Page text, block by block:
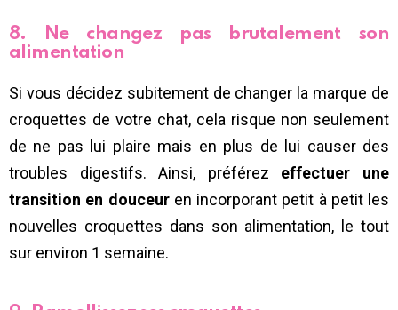
8. Ne changez pas brutalement son
alimentation
Si vous décidez subitement de changer la marque de
croquettes de votre chat, cela risque non seulement
de ne pas lui plaire mais en plus de lui causer des
troubles digestifs. Ainsi, préférez effectuer une
transition en douceuren incorporant petit à petit les
nouvelles croquettes dans son alimentation, le tout
sur environ 1 semaine.